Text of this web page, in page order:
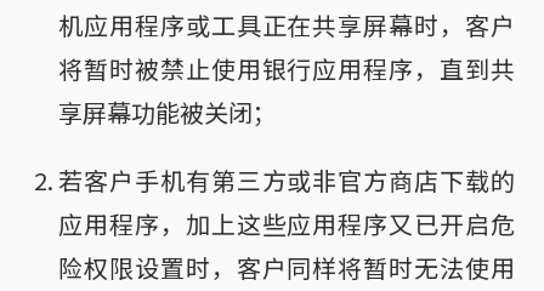
机应用程序或工具正在共享屏幕时，客户
将暂时被禁止使用银行应用程序，直到共
享屏幕功能被关闭；
若客户手机有第三方或非官方商店下载的
应用程序，加上这些应用程序又已开启危
险权限设置时，客户同样将暂时无法使用